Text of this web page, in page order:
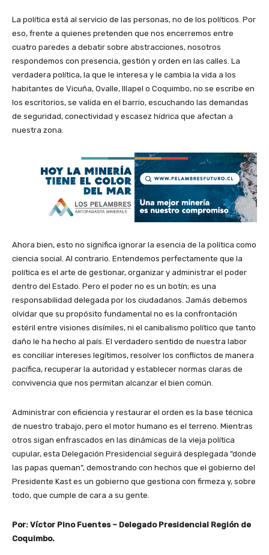
La política está al servicio de las personas, no de los políticos. Por
eso, frente a quienes pretenden que nos encerremos entre
cuatro paredes a debatir sobre abstracciones, nosotros
respondemos con presencia, gestión y orden en las calles. La
verdadera política, la que le interesa y le cambia la vida a los
habitantes de Vicuña, Ovalle, Illapel o Coquimbo, no se escribe en
los escritorios, se valida en el barrio, escuchando las demandas
de seguridad, conectividad y escasez hídrica que afectan a
nuestra zona.
Ahora bien, esto no significa ignorar la esencia de la política como
ciencia social. Al contrario. Entendemos perfectamente que la
política es el arte de gestionar, organizar y administrar el poder
dentro del Estado. Pero el poder no es un botín; es una
responsabilidad delegada por los ciudadanos. Jamás debemos
olvidar que su propósito fundamental no es la confrontación
estéril entre visiones disímiles, ni el canibalismo político que tanto
daño le ha hecho al país. El verdadero sentido de nuestra labor
es conciliar intereses legítimos, resolver los conflictos de manera
pacífica, recuperar la autoridad y establecer normas claras de
convivencia que nos permitan alcanzar el bien común.
Administrar con eficiencia y restaurar el orden es la base técnica
de nuestro trabajo, pero el motor humano es el terreno. Mientras
otros sigan enfrascados en las dinámicas de la vieja política
cupular, esta Delegación Presidencial seguirá desplegada “donde
las papas queman”, demostrando con hechos que el gobierno del
Presidente Kast es un gobierno que gestiona con firmeza y, sobre
todo, que cumple de cara a su gente.
Por: Víctor Pino Fuentes – Delegado Presidencial Región de
Coquimbo.